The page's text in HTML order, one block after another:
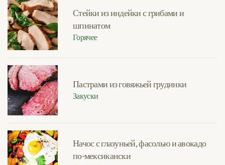
Стейки из индейки с грибами и
шпинатом
Горячее
Пастрами из говяжьей грудинки
Закуски
Начос с глазуньей, фасолью и авокадо
по-мексикански